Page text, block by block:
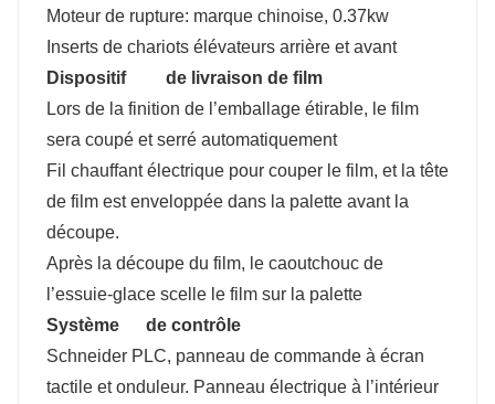
Moteur de rupture: marque chinoise, 0.37kw
Inserts de chariots élévateurs arrière et avant
Dispositif de livraison de film
Lors de la finition de l’emballage étirable, le film
sera coupé et serré automatiquement
Fil chauffant électrique pour couper le film, et la tête
de film est enveloppée dans la palette avant la
découpe.
Après la découpe du film, le caoutchouc de
l’essuie-glace scelle le film sur la palette
Système de contrôle
Schneider PLC, panneau de commande à écran
tactile et onduleur. Panneau électrique à l’intérieur